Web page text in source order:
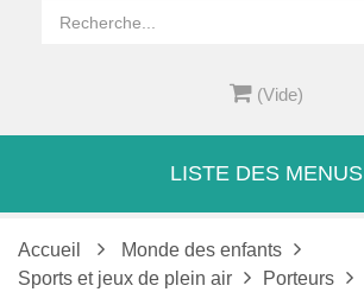
(Vide)
LISTE DES MENUS
Accueil
Monde des enfants
Sports et jeux de plein air
Porteurs